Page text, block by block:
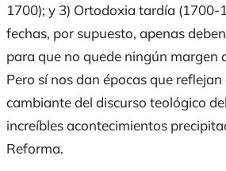
1700); y 3) Ortodoxia tardía (1700-
fechas, por supuesto, apenas
para que no quede ningún margen
Pero sí nos dan épocas que reflejan
cambiante del discurso teológico
increíbles acontecimientos
Reforma.